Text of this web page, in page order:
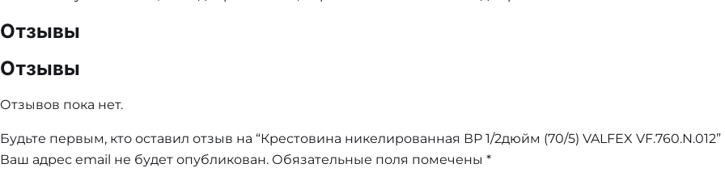
Отзывы
Отзывы
Отзывов пока нет.
Будьте первым, кто оставил отзыв на “Крестовина никелированная ВР 1/2дюйм (70/5) VALFEX VF.760.N.012”
Ваш адрес email не будет опубликован. Обязательные поля помечены *